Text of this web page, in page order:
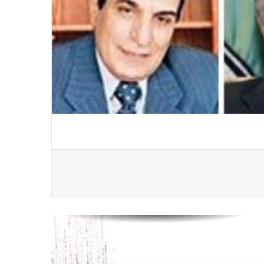
اهتمام الأوضاع الحالية فى ســوريــا
الاتحاد العام للصحفيين العرب يتضامن
مع نقابة الصحفيين اليمنيين فى عدن
ضد الإجراءات التعسفية من السلطات
اليمنية
الجديد بالقاهرة
نعي الاستاذ الهاشمي نويرة
مستشار الاتحاد العام للصحفيين العرب